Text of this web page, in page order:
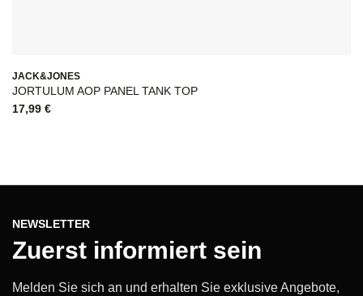
JACK&JONES
JORTULUM AOP PANEL TANK TOP
17,99 €
NEWSLETTER
Zuerst informiert sein
Melden Sie sich an und erhalten Sie exklusive Angebote,